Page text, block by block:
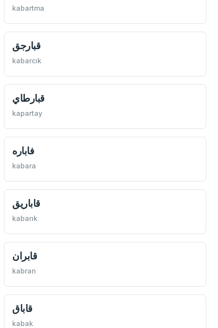
kabartma
قبارجق
kabarcık
قبارطاي
kapartay
فاباره
kabara
قاباريق
kabarık
قابران
kabran
قاباق
kabak